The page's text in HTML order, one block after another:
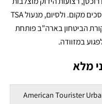
ותא מאורגן, כך שאורזים מסודר וחוסכים מקום. ולסיום, מנעול TSA
הביטחון בארה"ב פותחת
במזוודה.
מלא
American Tourister